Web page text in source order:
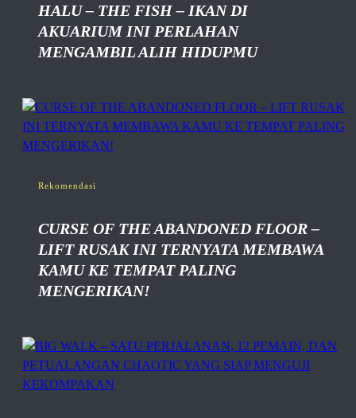
HALU – THE FISH – IKAN DI
AKUARIUM INI PERLAHAN
MENGAMBIL ALIH HIDUPMU
Rekomendasi
CURSE OF THE ABANDONED FLOOR –
LIFT RUSAK INI TERNYATA MEMBAWA
KAMU KE TEMPAT PALING
MENGERIKAN!